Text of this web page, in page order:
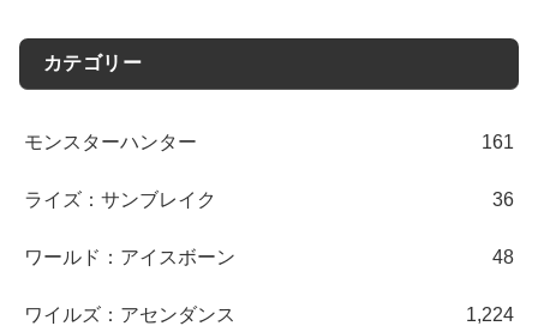
カテゴリー
モンスターハンター 161
ライズ：サンブレイク 36
ワールド：アイスボーン 48
ワイルズ：アセンダンス 1,224